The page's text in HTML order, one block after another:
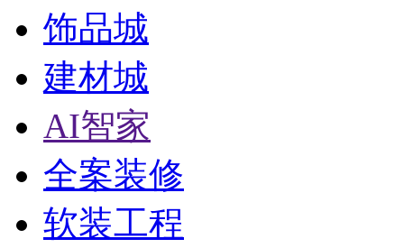
饰品城
建材城
AI智家
全案装修
软装工程